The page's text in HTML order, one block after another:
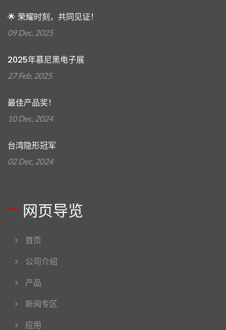
🌟 荣耀时刻，共同见证！
09 Dec, 2025
2025年慕尼黑电子展
27 Feb, 2025
最佳产品奖！
10 Dec, 2024
台湾隐形冠军
02 Dec, 2024
网页导览
首页
公司介绍
产品
新闻专区
应用